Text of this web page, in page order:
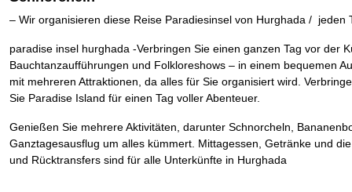
– Wir organisieren diese Reise Paradiesinsel von Hurghada / jeden
paradise insel hurghada -Verbringen Sie einen ganzen Tag vor der
Bauchtanzaufführungen und Folkloreshows – in einem bequemen
mit mehreren Attraktionen, da alles für Sie organisiert wird.
Sie Paradise Island für einen Tag voller Abenteuer.
Genießen Sie mehrere Aktivitäten, darunter Schnorcheln,
Ganztagesausflug um alles kümmert. Mittagessen, Getränke und
und Rücktransfers sind für alle Unterkünfte in Hurghada